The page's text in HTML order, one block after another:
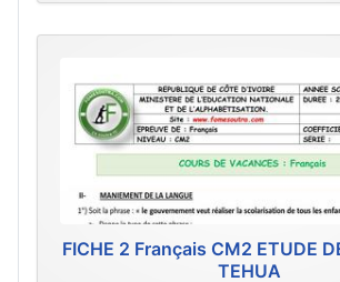
FICHE 2 Français CM2 ETUDE
TEHUA